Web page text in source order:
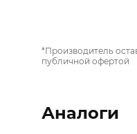
*Производитель
публичной офертой
Аналоги